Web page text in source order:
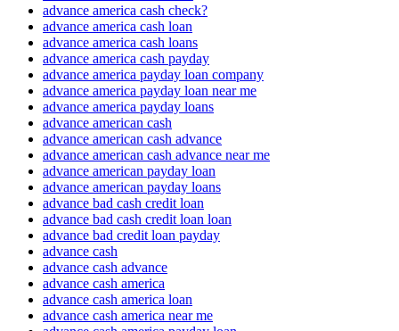
advance america cash check?
advance america cash loan
advance america cash loans
advance america cash payday
advance america payday loan company
advance america payday loan near me
advance america payday loans
advance american cash
advance american cash advance
advance american cash advance near me
advance american payday loan
advance american payday loans
advance bad cash credit loan
advance bad cash credit loan loan
advance bad credit loan payday
advance cash
advance cash advance
advance cash america
advance cash america loan
advance cash america near me